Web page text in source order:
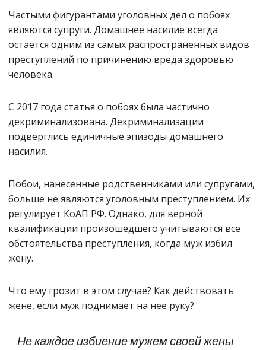
Частыми фигурантами уголовных дел о побоях
являются супруги. Домашнее насилие всегда
остается одним из самых распространенных видов
преступлений по причинению вреда здоровью
человека.
С 2017 года статья о побоях была частично
декриминализована. Декриминализации
подверглись единичные эпизоды домашнего
насилия.
Побои, нанесенные родственниками или супругами,
больше не являются уголовным преступлением. Их
регулирует КоАП РФ. Однако, для верной
квалификации произошедшего учитываются все
обстоятельства преступления, когда муж избил
жену.
Что ему грозит в этом случае? Как действовать
жене, если муж поднимает на нее руку?
Не каждое избиение мужем своей жены